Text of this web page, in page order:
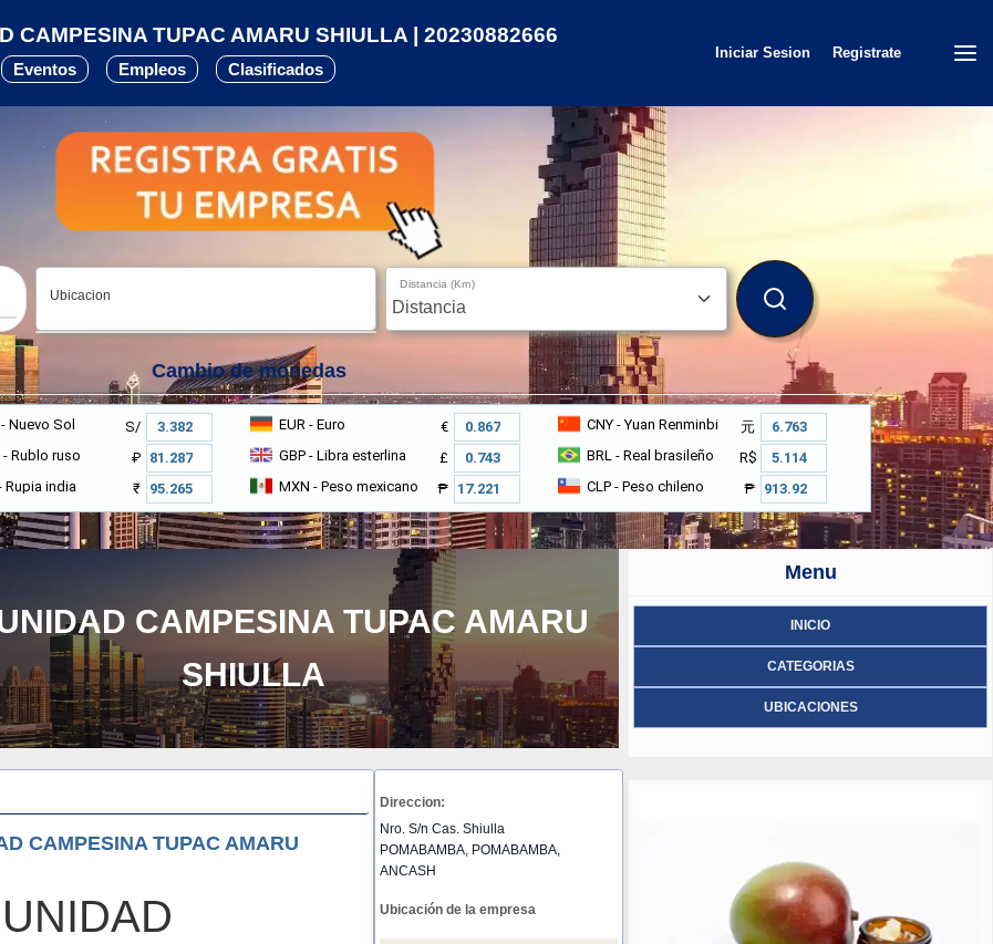
CAMPESINA TUPAC AMARU SHIULLA | 20230882666
Eventos Empleos Clasificados
Iniciar Sesion Registrate
Ubicacion
Distancia (Km)
BUSCAR
Cambio de monedas
- Nuevo Sol S/ EUR - Euro € CNY- Yuan Renminbi
元
- Rublo ruso ₽ GBP - Libra esterlina £ BRL - Real brasileño
R$
Rupia india ₹ MXN - Peso mexicano ₱ CLP- Peso chileno ₱
CAMPESINA TUPAC AMARU
SHIULLA
CAMPESINA TUPAC AMARU
Direccion:
Nro. S/n Cas. Shiulla
POMABAMBA, POMABAMBA,
ANCASH
Ubicación de la empresa
Menu
INICIO
CATEGORIAS
UBICACIONES